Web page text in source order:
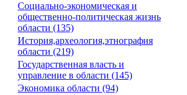
Социально-экономическая и
общественно-политическая жизнь
области (135)
История,археология,этнография
области (219)
Государственная власть и
управление в области (145)
Экономика области (94)